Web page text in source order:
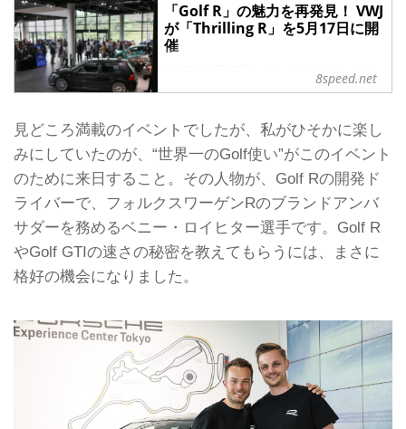
「Golf R」の魅力を再発見！ VWJ
が「Thrilling R」を5月17日に開
催
2025年5月17日、フォルクスワーゲン
ジャパン（以下VWJ）は、新型「Golf
を堪能できるカスタマー向けイベント
「Thrilling R」を、千葉県木更津市の
ポルシェ・エクスペリエンスセンター
東京（PEC東京）で開催した。
VWJではその2日前、同じ会場でメディ
ア向け試乗会を行っている。
「Thrilling R」でGolf Rの速さの秘密
に迫る
Golfきってのハイパフォーマンスモデ
ル「Golf R」「Golf R Variant」...
8speed.net
見どころ満載のイベントでしたが、私がひそかに楽し
みにしていたのが、“世界一のGolf使い”がこのイベント
のために来日すること。その人物が、Golf Rの開発ド
ライバーで、フォルクスワーゲンRのブランドアンバ
サダーを務めるベニー・ロイヒター選手です。Golf R
やGolf GTIの速さの秘密を教えてもらうには、まさに
格好の機会になりました。